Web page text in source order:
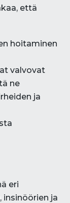
että
hoitaminen
valvovat
ne
ja
eri
insinöörien ja